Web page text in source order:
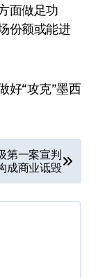
面做足功
份额或能进
“攻克”墨西
第一案宣判
成商业诋毁